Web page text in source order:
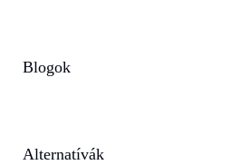
Blogok
Alternatívák